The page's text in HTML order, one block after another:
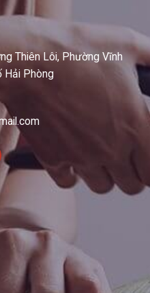
Thiên Lôi, Phường Vĩnh
Hải Phòng